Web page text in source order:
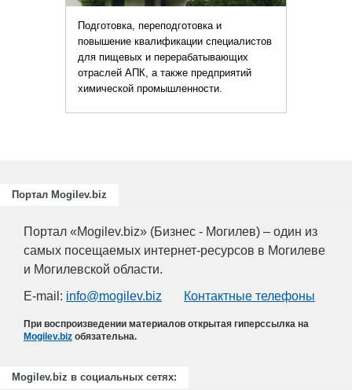
Подготовка, переподготовка и
повышение квалификации специалистов
для пищевых и перерабатывающих
отраслей АПК, а также предприятий
химической промышленности.
Портал Mogilev.biz
Портал «Mogilev.biz» (Бизнес - Могилев) – один из
самых посещаемых интернет-ресурсов в Могилеве
и Могилевской области.
E-mail: info@mogilev.biz Контактные телефоны
При воспроизведении материалов открытая гиперссылка на
Mogilev.biz обязательна.
Mogilev.biz в социальных сетях: